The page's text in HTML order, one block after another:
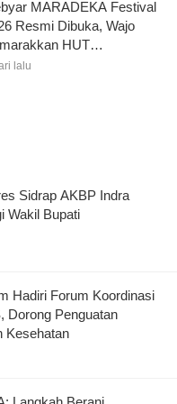
MARADEKA Festival
Resmi Dibuka, Wajo
HUT
dengan Ragam
lalu
Sidrap AKBP Indra
Wakil Bupati
Hadiri Forum Koordinasi
Dorong Penguatan
Kesehatan